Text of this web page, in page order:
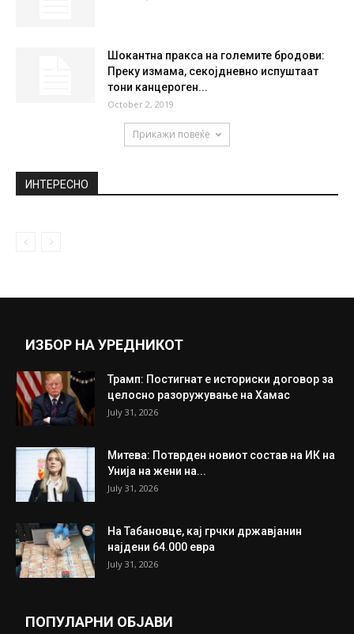
Шокантна пракса на големите бродови:
Преку измама, секојдневно испуштаат
тони канцероген...
October 2, 2019
Прикажи повеќе
ИНТЕРЕСНО
ИЗБОР НА УРЕДНИКОТ
Трамп: Постигнат е историски договор за
целосно разоружување на Хамас
July 31, 2026
Митева: Потврден новиот состав на ИК на
Унија на жени на...
July 31, 2026
На Табановце, кај грчки државјанин
најдени 64.000 евра
July 31, 2026
ПОПУЛАРНИ ОБЈАВИ